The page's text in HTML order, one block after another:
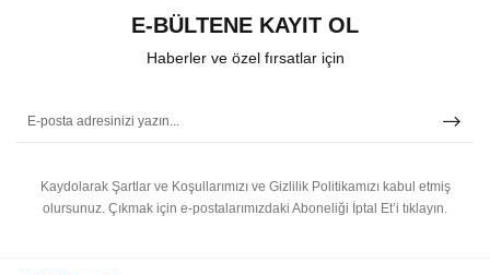
E-BÜLTENE KAYIT OL
Haberler ve özel fırsatlar için
Kaydolarak Şartlar ve Koşullarımızı ve Gizlilik Politikamızı kabul etmiş
olursunuz. Çıkmak için e-postalarımızdaki Aboneliği İptal Et’i tıklayın.